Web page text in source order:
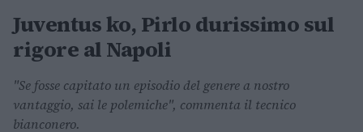
Juventus ko, Pirlo durissimo sul
rigore al Napoli
"Se fosse capitato un episodio del genere a nostro
vantaggio, sai le polemiche", commenta il tecnico
bianconero.